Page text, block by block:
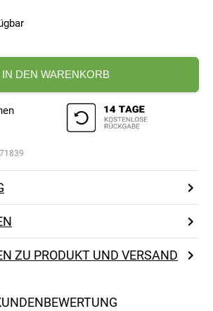
IN DEN WARENKORB
ZU PRODUKT UND VERSAND